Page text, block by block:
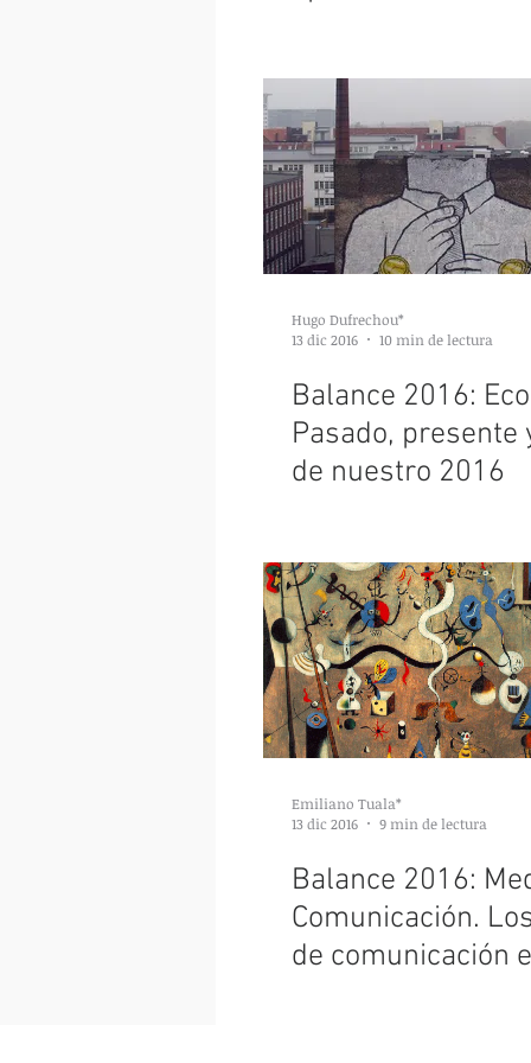
Hugo Dufrechou*
13 dic 2016
10 min de lectura
Balance 2016:
Pasado, presente
de nuestro 2016
Emiliano Tuala*
13 dic 2016
9 min de lectura
Balance 2016:
Comunicación.
de comunicación